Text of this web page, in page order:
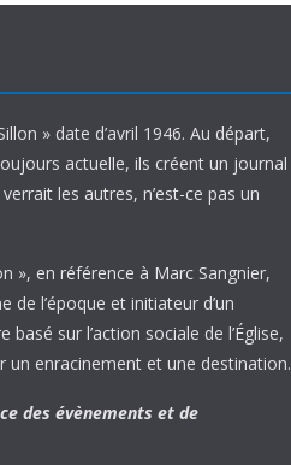
» date d’avril 1946. Au départ,
actuelle, ils créent un journal
les autres, n’est-ce pas un
», en référence à Marc Sangnier,
l’époque et initiateur d’un
sur l’action sociale de l’Église,
un enracinement et une destination.
des évènements et de